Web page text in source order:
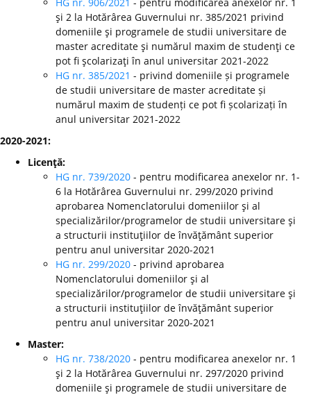
şi 2 la Hotărârea Guvernului nr. 385/2021 privind
domeniile şi programele de studii universitare de
master acreditate şi numărul maxim de studenţi ce
pot fi şcolarizaţi în anul universitar 2021-2022
HG nr. 385/2021 - privind domeniile și programele
de studii universitare de master acreditate și
numărul maxim de studenți ce pot fi școlarizați în
anul universitar 2021-2022
2020-2021:
Licenţă:
HG nr. 739/2020 - pentru modificarea anexelor nr. 1-
6 la Hotărârea Guvernului nr. 299/2020 privind
aprobarea Nomenclatorului domeniilor şi al
specializărilor/programelor de studii universitare şi
a structurii instituţiilor de învăţământ superior
pentru anul universitar 2020-2021
HG nr. 299/2020 - privind aprobarea
Nomenclatorului domeniilor şi al
specializărilor/programelor de studii universitare şi
a structurii instituţiilor de învăţământ superior
pentru anul universitar 2020-2021
Master:
HG nr. 738/2020 - pentru modificarea anexelor nr. 1
şi 2 la Hotărârea Guvernului nr. 297/2020 privind
domeniile şi programele de studii universitare de